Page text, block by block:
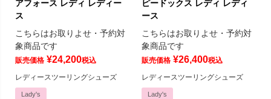
アフォース レディ レディー
ス
こちらはお取りよせ・予約対
象商品です
販売価格 ¥24,200税込
レディースツーリングシューズ
Lady's
ピードックス レディ レディ
ース
こちらはお取りよせ・予約対
象商品です
販売価格 ¥26,400税込
レディースツーリングシューズ
Lady's